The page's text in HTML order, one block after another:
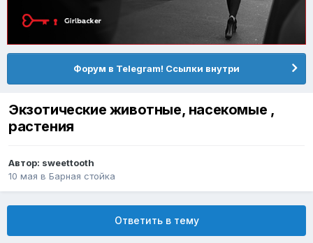
Форум в Telegram! Ссылки внутри
Экзотические животные, насекомые ,
растения
Автор: sweettooth
10 мая в Барная стойка
Ответить в тему